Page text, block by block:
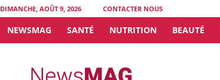
DIMANCHE, AOÛT 9, 2026 CONTACTER NOUS
NEWSMAG SANTÉ NUTRITION BEAUTÉ